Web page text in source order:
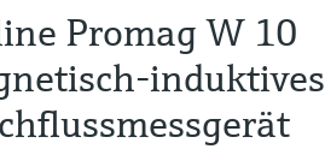
Promag W 10
induktives